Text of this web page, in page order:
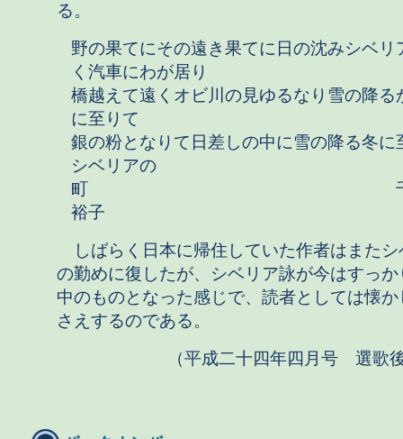
る。
野の果てにその遠き果てに日の沈みシベリ
く汽車にわが居り
橋越えて遠くオビ川の見ゆるなり雪の降る
に至りて
銀の粉となりて日差しの中に雪の降る冬に
シベリアの
町 千
裕子
しばらく日本に帰住していた作者はまたシ
の勤めに復したが、シベリア詠が今はすっ
中のものとなった感じで、読者としては懐
さえするのである。
（平成二十四年四月号 選歌